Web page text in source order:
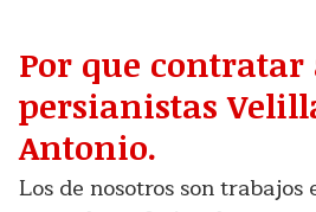
Por que contratar
persianistas
Antonio.
Los de nosotros son trabajos